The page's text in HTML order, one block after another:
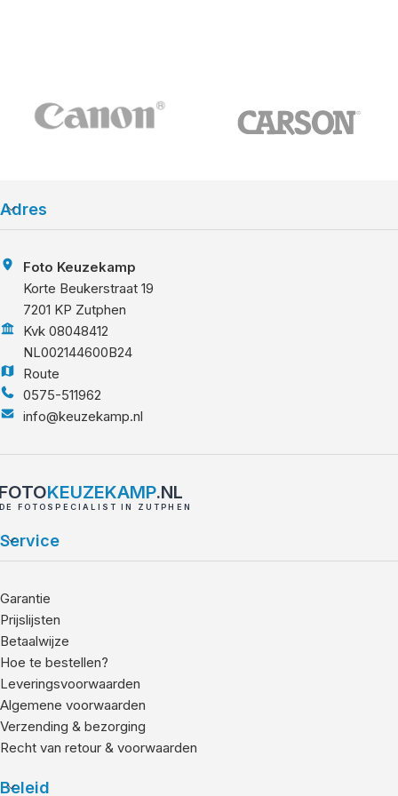
Adres
Foto Keuzekamp
Korte Beukerstraat 19
7201 KP Zutphen
Kvk 08048412
NL002144600B24
Route
0575-511962
info@keuzekamp.nl
KEUZEKAMP.NL
DE FOTOSPECIALIST IN ZUTPHEN
Service
Garantie
Prijslijsten
Betaalwijze
Hoe te bestellen?
Leveringsvoorwaarden
Algemene voorwaarden
Verzending & bezorging
Recht van retour & voorwaarden
Beleid